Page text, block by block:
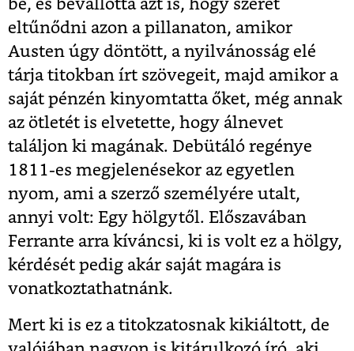
be, és bevallotta azt is, hogy szeret
eltűnődni azon a pillanaton, amikor
Austen úgy döntött, a nyilvánosság elé
tárja titokban írt szövegeit, majd amikor a
saját pénzén kinyomtatta őket, még annak
az ötletét is elvetette, hogy álnevet
találjon ki magának. Debütáló regénye
1811-es megjelenésekor az egyetlen
nyom, ami a szerző személyére utalt,
annyi volt: Egy hölgytől. Előszavában
Ferrante arra kíváncsi, ki is volt ez a hölgy,
kérdését pedig akár saját magára is
vonatkoztathatnánk.
Mert ki is ez a titokzatosnak kikiáltott, de